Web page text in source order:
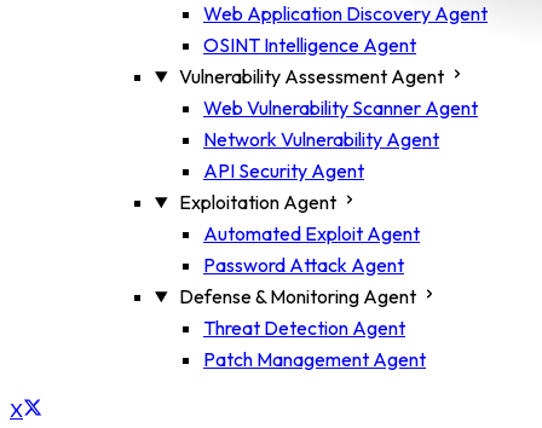
Web Application Discovery Agent
OSINT Intelligence Agent
Vulnerability Assessment Agent
Web Vulnerability Scanner Agent
Network Vulnerability Agent
API Security Agent
Exploitation Agent
Automated Exploit Agent
Password Attack Agent
Defense & Monitoring Agent
Threat Detection Agent
Patch Management Agent
X